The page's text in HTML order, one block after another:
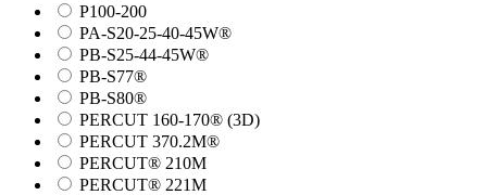
P100-200
PA-S20-25-40-45W®
PB-S25-44-45W®
PB-S77®
PB-S80®
PERCUT 160-170® (3D)
PERCUT 370.2M®
PERCUT® 210M
PERCUT® 221M